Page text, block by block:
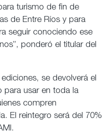
turismo de fin de
de Entre Ríos y para
seguir conociendo ese
ponderó el titular del
se devolverá el
para usar en toda la
compren
El reintegro será del 70%